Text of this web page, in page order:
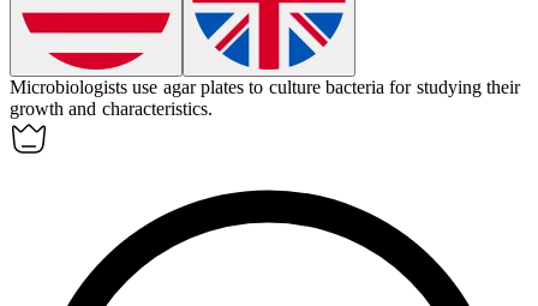
Microbiologists use agar plates to culture bacteria for studying their
growth and characteristics.